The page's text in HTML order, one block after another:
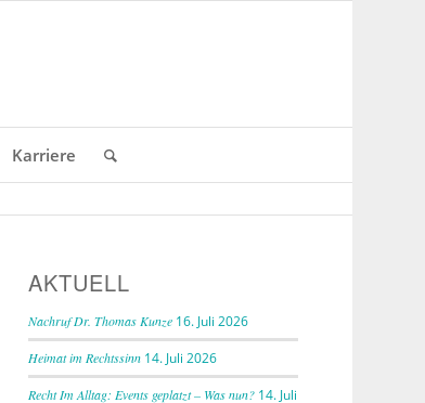
Karriere
AKTUELL
Nachruf Dr. Thomas Kunze 16. Juli 2026
Heimat im Rechtssinn 14. Juli 2026
Recht Im Alltag: Events geplatzt – Was nun? 14. Juli